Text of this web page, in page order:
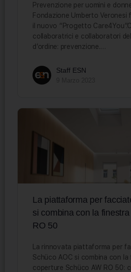
Prevenzione per uomini e
Fondazione Umberto Veronesi
il nuovo “Progetto
collaboratrici e collaboratori
d’ordine: prevenzione.…
Staff ESN
La piattaforma per
si combina con la
RO 50
La rinnovata piattaforma per
Schüco AOC si combina con la
coperture Schüco AW RO 50: